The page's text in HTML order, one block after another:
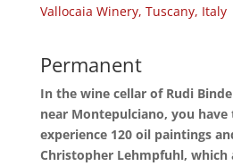
Vallocaia Winery, Tuscany, Italy
Permanent
In the wine cellar of Rudi
near Montepulciano, you
experience 120 oil paintings
Christopher Lehmpfuhl, which